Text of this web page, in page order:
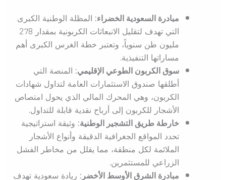
مبادرة السعودية الخضراء:المظلة الوطنية الكبرى
التي تهدف لتقليل الانبعاثات الكربونية بمقدار 278
مليون طن سنوياً، وتعتبر خطة الغرس الكبرى أهم
مساراتها التنفيذية.
سوق الكربون الطوعي الإقليمي:المنصة التي
أطلقها صندوق الاستثمارات العامة لتداول شهادات
الكربون، وهي المحرك المالي الذي يحول امتصاص
الأشجار للكربون إلى أرباح نقدية قابلة للتداول.
خارطة طريق التشجير الوطنية:وثيقة استراتيجية
تحدد المواقع الجغرافية الدقيقة وأنواع الأشجار
الملائمة لكل منطقة، مما يقلل من مخاطر الفشل
الزراعي للمستثمرين.
مبادرة الشرق الأوسط الأخضر:ريادة سعودية تهدف